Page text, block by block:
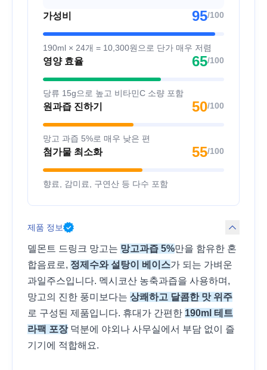
가성비 95/100
190ml × 24개 = 10,300원으로 단가 매우 저렴
영양 효율 65/100
당류 15g으로 높고 비타민C 소량 포함
원과즙 진하기 50/100
망고 과즙 5%로 매우 낮은 편
첨가물 최소화 55/100
향료, 감미료, 구연산 등 다수 포함
제품 정보
델몬트 드링크 망고는 망고과즙 5%만을 함유한 혼
합음료로, 정제수와 설탕이 베이스가 되는 가벼운
과일주스입니다. 멕시코산 농축과즙을 사용하며,
망고의 진한 풍미보다는 상쾌하고 달콤한 맛 위주
로 구성된 제품입니다. 휴대가 간편한 190ml 테트
라팩 포장덕분에 야외나 사무실에서 부담 없이 즐
기기에 적합해요.